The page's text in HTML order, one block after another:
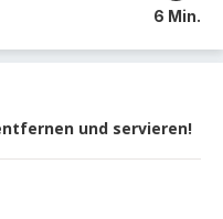
6 Min.
und servieren!